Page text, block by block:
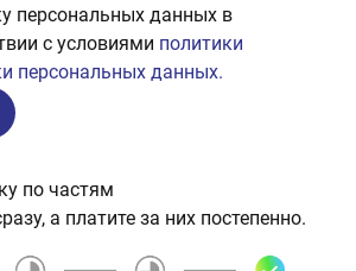
персональных данных в
с условиями политики
персональных данных.
по частям
а платите за них постепенно.